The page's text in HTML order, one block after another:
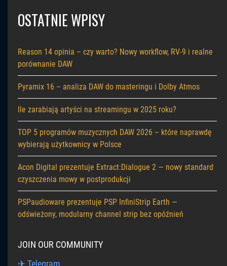
OSTATNIE WPISY
Reason 14 opinia – czy warto? Nowy workflow, RV-9 i realne
porównanie DAW
Pyramix 16 – analiza DAW do masteringu i Dolby Atmos
Ile zarabiają artyści na streamingu w 2025 roku?
TOP 5 programów muzycznych DAW 2026 – które naprawdę
wybierają użytkownicy w Polsce
Acon Digital prezentuje Extract:Dialogue 2 — nowy standard
czyszczenia mowy w postprodukcji
PSPaudioware prezentuje PSP InfiniStrip Earth —
odświeżony, modularny channel strip bez opóźnień
JOIN OUR COMMUNITY
✈ Telegram